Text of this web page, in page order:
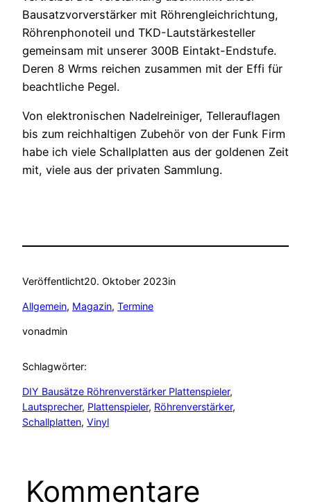
Bausatzvorverstärker mit Röhrengleichrichtung,
Röhrenphonoteil und TKD-Lautstärkesteller
gemeinsam mit unserer 300B Eintakt-Endstufe.
Deren 8 Wrms reichen zusammen mit der Effi für
beachtliche Pegel.
Von elektronischen Nadelreiniger, Tellerauflagen
bis zum reichhaltigen Zubehör von der Funk Firm
habe ich viele Schallplatten aus der goldenen Zeit
mit, viele aus der privaten Sammlung.
Veröffentlicht20. Oktober 2023in
Allgemein, Magazin, Termine
vonadmin
Schlagwörter:
DIY Bausätze Röhrenverstärker Plattenspieler
Lautsprecher, Plattenspieler, Röhrenverstärker
Schallplatten, Vinyl
Kommentare